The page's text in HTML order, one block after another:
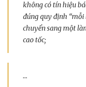
không có tín hiệu
đúng quy định “mỗi
chuyển sang một
cao tốc;
…